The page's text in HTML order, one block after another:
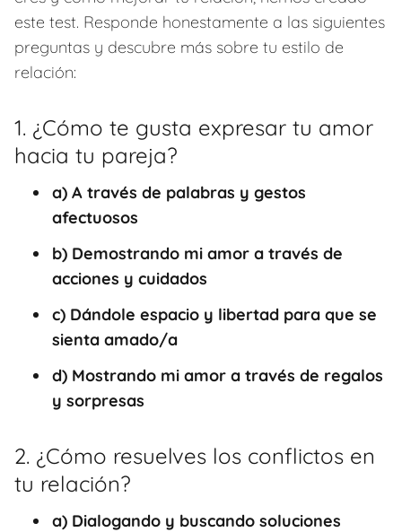
este test. Responde honestamente a las siguientes
preguntas y descubre más sobre tu estilo de
relación:
1. ¿Cómo te gusta expresar tu amor
hacia tu pareja?
a) A través de palabras y gestos
afectuosos
b) Demostrando mi amor a través de
acciones y cuidados
c) Dándole espacio y libertad para que se
sienta amado/a
d) Mostrando mi amor a través de regalos
y sorpresas
2. ¿Cómo resuelves los conflictos en
tu relación?
a) Dialogando y buscando soluciones